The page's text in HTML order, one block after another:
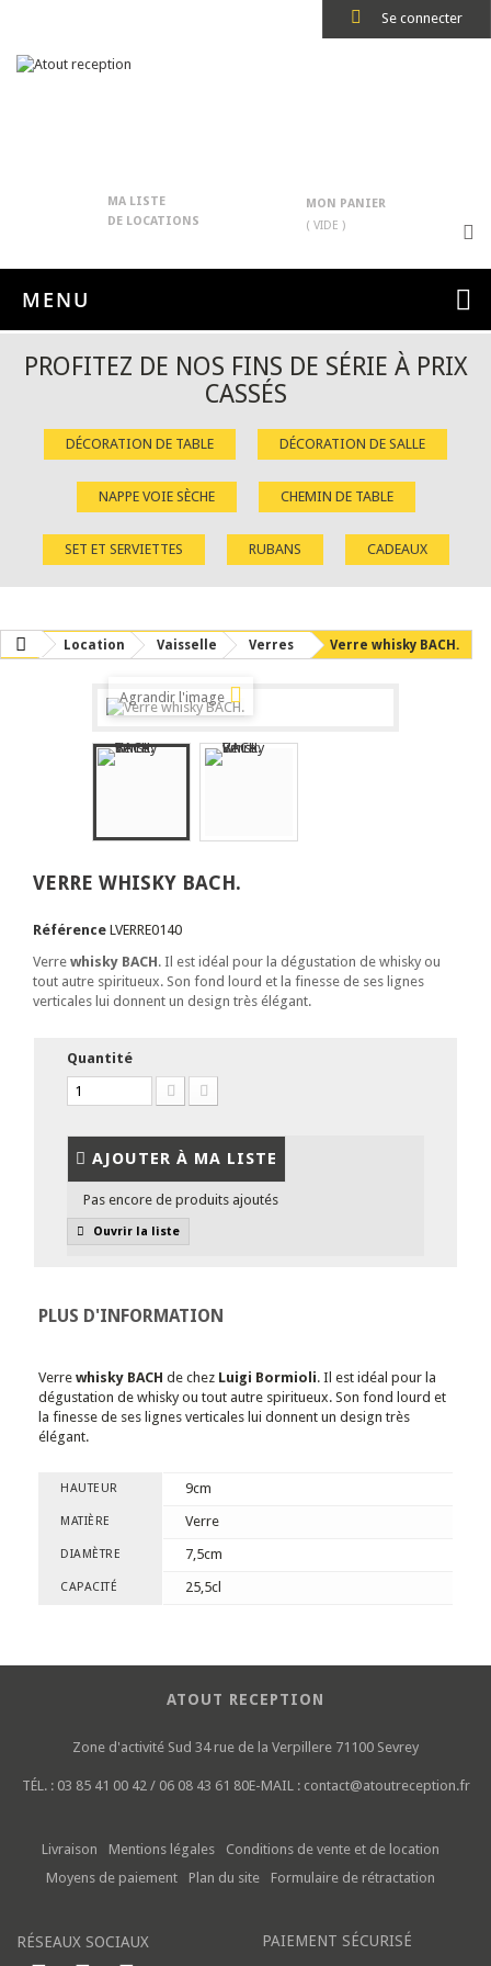
Se connecter
MA LISTE
DE LOCATIONS
MON PANIER
( VIDE )
MENU
PROFITEZ DE NOS FINS DE SÉRIE À PRIX
CASSÉS
DÉCORATION DE TABLE DÉCORATION DE SALLE
NAPPE VOIE SÈCHE CHEMIN DE TABLE
SET ET SERVIETTES RUBANS CADEAUX
Location Vaisselle Verres Verre whisky BACH.
Agrandir l'image
VERRE WHISKY BACH.
Référence LVERRE0140
Verre whisky BACH. Il est idéal pour la dégustation de whisky ou
tout autre spiritueux. Son fond lourd et la finesse de ses lignes
verticales lui donnent un design très élégant.
Quantité
AJOUTER À MA LISTE
Pas encore de produits ajoutés
Ouvrir la liste
PLUS D'INFORMATION
Verre whisky BACH de chez Luigi Bormioli. Il est idéal pour la
dégustation de whisky ou tout autre spiritueux. Son fond lourd et
la finesse de ses lignes verticales lui donnent un design très
élégant.
HAUTEUR 9cm
MATIÈRE Verre
DIAMÈTRE 7,5cm
CAPACITÉ 25,5cl
ATOUT RECEPTION
Zone d'activité Sud 34 rue de la Verpillere 71100 Sevrey
TÉL. : 03 85 41 00 42 / 06 08 43 61 80E-MAIL : contact@atoutreception.fr
Livraison Mentions légales
Conditions de vente et de location
Moyens de paiement
Plan du site Formulaire de rétractation
RÉSEAUX SOCIAUX PAIEMENT SÉCURISÉ